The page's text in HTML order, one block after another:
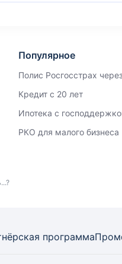
Популярное
Полис Росгосстрах
Кредит с 20 лет
Ипотека с
РКО для малого бизнеса
программа